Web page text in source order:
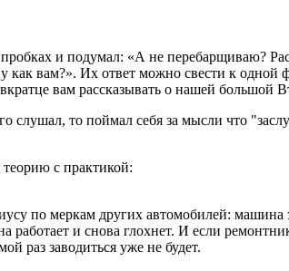
и подумал: «А не перебарщиваю?
вам?». Их ответ можно свести к одной
вам рассказывать о нашей большой
слушал, то поймал себя за мысли что
с практикой:
по меркам других автомобилей:
и снова глохнет. И если
раз заводиться уже не будет.